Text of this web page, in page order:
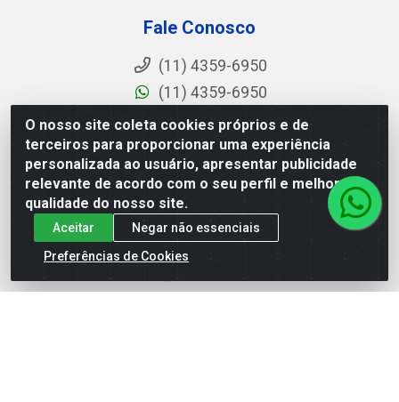
O nosso site coleta cookies próprios e de
terceiros para proporcionar uma experiência
personalizada ao usuário, apresentar publicidade
relevante de acordo com o seu perfil e melhorar a
qualidade do nosso site.
Aceitar
Negar não essenciais
Preferências de Cookies
Fale Conosco
(11) 4359-6950
(11) 4359-6950
vendas@polimold.com.br
De segunda a sexta das 8h às 17h
Redes Sociais
Instagram
Facebook